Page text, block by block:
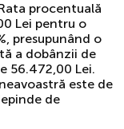
procentuală
Lei pentru o
presupunând o
a dobânzii de
56.472,00 Lei.
este de
de